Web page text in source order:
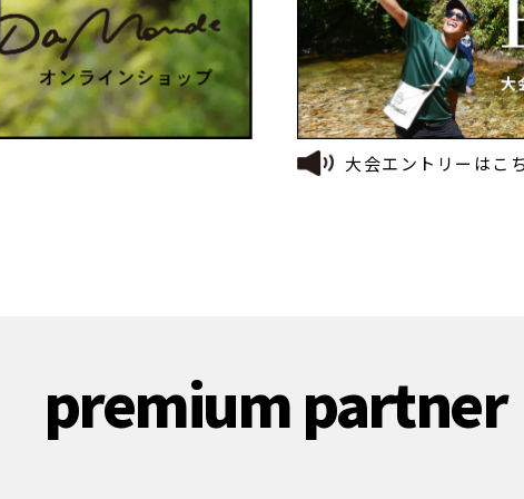
大会エントリーはこ
premium partner